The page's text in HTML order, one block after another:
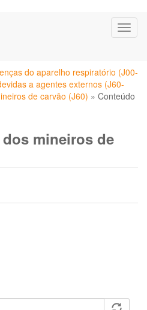
do aparelho respiratório (J00-
a agentes externos (J60-
de carvão (J60) » Conteúdo
mineiros de